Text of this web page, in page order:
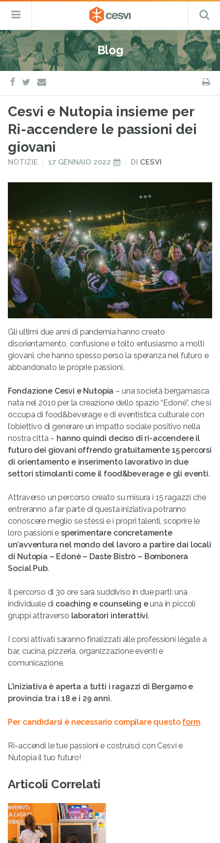
Salta
al
contenuto
CESVI
Fondazione
–
ETS
Cooperazione,
Emergenza
e
Sviluppo
Menu
Blog
facebook
twitter
e-
mail
Cesvi e Nutopia insieme per
Ri-accendere le passioni dei
giovani
PUBBLICATO
NOTIZIE
PUBBLICATO
17 GENNAIO 2022 DI CESVI
Gli ultimi due anni di pandemia hanno creato
disorientamento, confusione e tolto entusiasmo a molti
giovani, che hanno spesso perso la speranza nel futuro e
abbandonato le proprie passioni.
Fondazione Cesvi e Nutopia – una società bergamasca
nata nel 2010 per la creazione dello spazio “Edonè”, che si
occupa di food&beverage e di eventistica culturale con
l’obiettivo di generare un impatto sociale positivo nella
nostra città – hanno quindi deciso di ri-accendere il
futuro dei giovani offrendo gratuitamente 15 percorsi
di orientamento e inserimento lavorativo in due
settori stimolanti come il food&beverage e gli eventi.
Attraverso un percorso creato su misura i 15 ragazzi che
entreranno a far parte di questa iniziativa potranno
conoscere meglio se stessi e i propri talenti, scoprire le
loro passioni e sperimentare concretamente
un’avventura nel mondo del lavoro a partire dai locali
di Nutopia – Edonè – Daste Bistrò – Bombonera
Social Pub.
Il percorso di 30 ore sarà suddiviso in due parti: una
individuale di coaching e counseling euna in piccoli
gruppi attraverso laboratori interattivi.
I corsi attivati saranno finalizzati alle professioni legate a
bar, cucina, pizzeria, organizzazione eventi e
comunicazione.
L’iniziativa è aperta a tutti i ragazzi di Bergamo e
provincia tra i 18 e i 29 anni.
Per candidarsi è necessario compilare questo form.
Ri-accendi le tue passioni e costruisci con Cesvi e
Nutopia il tuo futuro!
Articoli Correlati